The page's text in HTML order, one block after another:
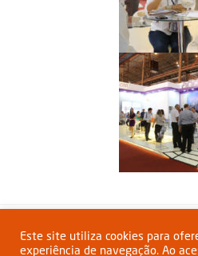
Compartilhar:
Este site utiliza cookies para
experiência de navegação. Ao